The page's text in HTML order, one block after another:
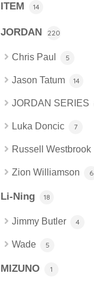
ITEM 14
JORDAN 220
Chris Paul 5
Jason Tatum 14
JORDAN SERIES
Luka Doncic 7
Russell Westbrook
Zion Williamson 6
Li-Ning 18
Jimmy Butler 4
Wade 5
MIZUNO 1